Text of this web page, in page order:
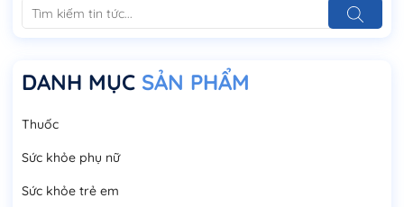
DANH MỤC SẢN PHẨM
Thuốc
Sức khỏe phụ nữ
Sức khỏe trẻ em